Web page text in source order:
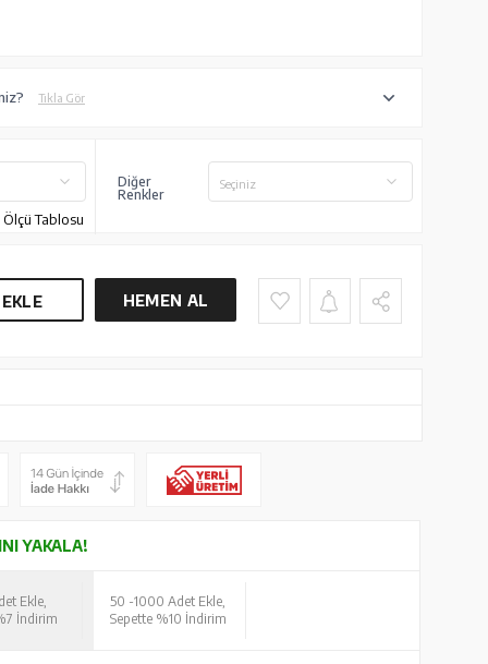
Tıkla Gör
Ölçü Tablosu
Diğer
Renkler
Seçiniz
HEMEN AL
YAKALA!
Ekle,
İndirim
50 -1000 Adet Ekle,
Sepette %10 İndirim